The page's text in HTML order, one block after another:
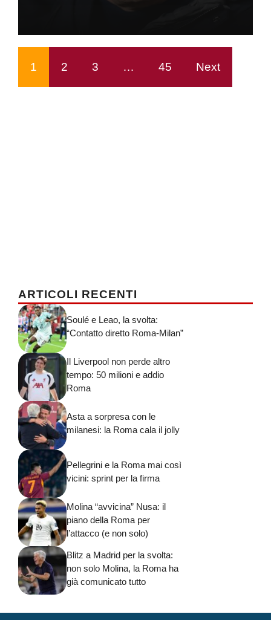
1 2 3 … 45 Next
ARTICOLI RECENTI
Soulé e Leao, la svolta:
“Contatto diretto Roma-Milan”
Il Liverpool non perde altro
tempo: 50 milioni e addio
Roma
Asta a sorpresa con le
milanesi: la Roma cala il jolly
Pellegrini e la Roma mai così
vicini: sprint per la firma
Molina “avvicina” Nusa: il
piano della Roma per
l’attacco (e non solo)
Blitz a Madrid per la svolta:
non solo Molina, la Roma ha
già comunicato tutto